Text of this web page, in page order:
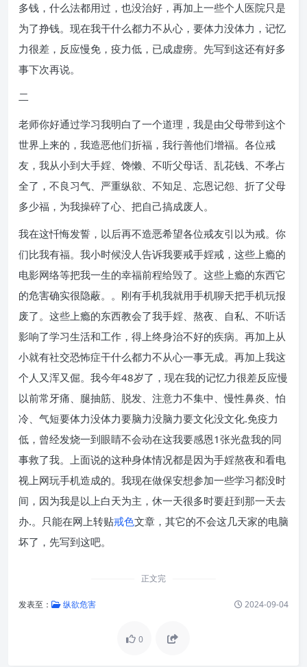
多钱，什么法都用过，也没治好，再加上一些个人医院只是
为了挣钱。现在我干什么都力不从心，要体力没体力，记忆
力很差，反应慢免，疫力低，已成虚痨。先写到这还有好多
事下次再说。
二
老师你好通过学习我明白了一个道理，我是由父母带到这个
世界上来的，我造恶他们折福，我行善他们增福。各位戒
友，我从小到大手婬、馋懒、不听父母话、乱花钱、不孝占
全了，不良习气、严重纵欲、不知足、忘恩记怨、折了父母
多少福，为我操碎了心、把自己搞成废人。
我在这忏悔发誓，以后再不造恶希望各位戒友引以为戒。你
们比我有福。我小时候没人告诉我要戒手婬戒，这些上瘾的
电影网络等把我一生的幸福前程给毁了。这些上瘾的东西它
的危害确实很隐蔽。。刚有手机我就用手机聊天把手机玩报
废了。这些上瘾的东西教会了我手婬、熬夜、自私、不听话
影响了学习生活和工作，得上终身治不好的疾病。再加上从
小就有社交恐怖症干什么都力不从心一事无成。再加上我这
个人又浑又倔。我今年48岁了，现在我的记忆力很差反应慢
以前常牙痛、腿抽筋、脱发、注意力不集中、慢性鼻炎、怕
冷、气短要体力没体力要脑力没脑力要文化没文化.免疫力
低，曾经发烧一到眼睛不会动在这我要感恩1张光盘我的同
事救了我。上面说的这种身体情况都是因为手婬熬夜和看电
视上网玩手机造成的。我现在做保安想参加一些学习都没时
间，因为我是以上白天为主，休一天很多时要赶到那一天去
办.。只能在网上转贴戒色文章，其它的不会这几天家的电脑
坏了，先写到这吧。
正文完
发表至： 纵欲危害 2024-09-04
0